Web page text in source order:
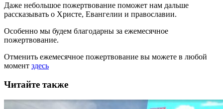
Даже небольшое пожертвование поможет нам дальше
рассказывать о Христе, Евангелии и православии.
Особенно мы будем благодарны за ежемесячное
пожертвование.
Отменить ежемесячное пожертвование вы можете в любой
момент здесь
Читайте также